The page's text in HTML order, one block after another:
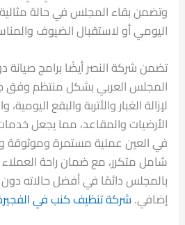
وتضمن بقاء المجلس في حالة
اليومي أو لاستقبال الضيوف
تضمن شركة النصر أيضًا برامج صيانة
المجلس العربي بشكل منتظم وفق
لإزالة الغبار والأتربة والبقع
الأرضيات والمقاعد، مما يجعل
في العين عملية مستمرة وموثوقة
شامل متكرر، مع ضمان راحة
بالمجلس دائمًا في أفضل حالاته
إضافي. شركة تنظيف كنب في